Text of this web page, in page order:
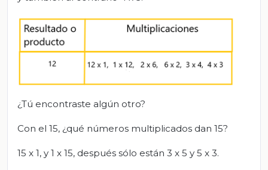
¿Tú encontraste algún otro?
Con el 15, ¿qué números multiplicados dan 15?
15 x 1, y 1 x 15, después sólo están 3 x 5 y 5 x 3.